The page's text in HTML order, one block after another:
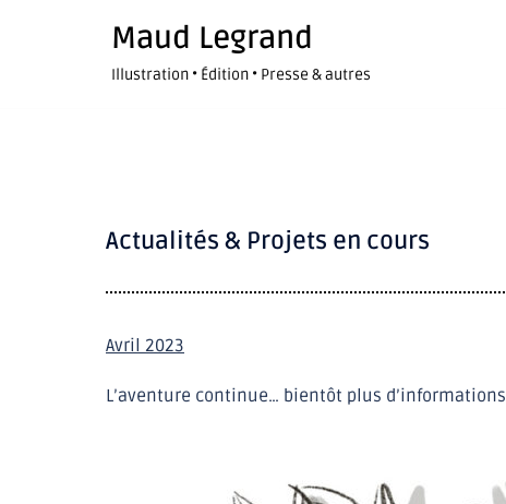
Maud Legrand
Illustration • Édition • Presse & autres
Actualités & Projets en cours
Avril 2023
L’aventure continue… bientôt plus d’informations